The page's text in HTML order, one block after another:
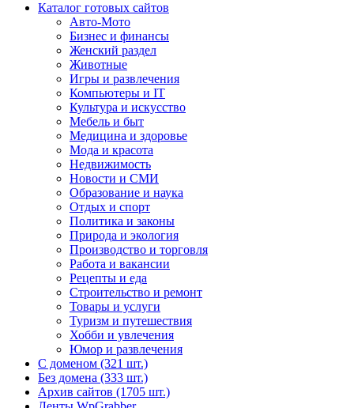
Каталог готовых сайтов
Авто-Мото
Бизнес и финансы
Женский раздел
Животные
Игры и развлечения
Компьютеры и IT
Культура и искусство
Мебель и быт
Медицина и здоровье
Мода и красота
Недвижимость
Новости и СМИ
Образование и наука
Отдых и спорт
Политика и законы
Природа и экология
Производство и торговля
Работа и вакансии
Рецепты и еда
Строительство и ремонт
Товары и услуги
Туризм и путешествия
Хобби и увлечения
Юмор и развлечения
С доменом (321 шт.)
Без домена (333 шт.)
Архив сайтов (1705 шт.)